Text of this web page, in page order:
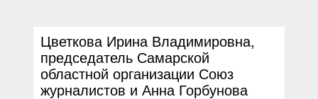
Цветкова Ирина Владимировна,
председатель Самарской
областной организации Союз
журналистов и Анна Горбунова